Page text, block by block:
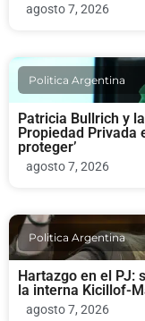
agosto 7, 2026
Politica Argentina
Patricia Bullrich y
Propiedad Privada
proteger’
agosto 7, 2026
Politica Argentina
Hartazgo en el PJ:
la interna Kicillof-
agosto 7, 2026